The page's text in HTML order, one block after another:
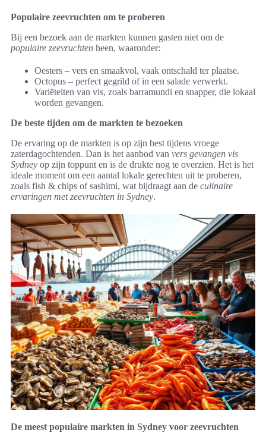
Populaire zeevruchten om te proberen
Bij een bezoek aan de markten kunnen gasten niet om de
populaire zeevruchten heen, waaronder:
Oesters – vers en smaakvol, vaak ontschald ter plaatse.
Octopus – perfect gegrild of in een salade verwerkt.
Variëteiten van vis, zoals barramundi en snapper, die lokaal
worden gevangen.
De beste tijden om de markten te bezoeken
De ervaring op de markten is op zijn best tijdens vroege
zaterdagochtenden. Dan is het aanbod van vers gevangen vis
Sydney op zijn toppunt en is de drukte nog te overzien. Het is het
ideale moment om een aantal lokale gerechten uit te proberen,
zoals fish & chips of sashimi, wat bijdraagt aan de culinaire
ervaringen met zeevruchten in Sydney.
De meest populaire markten in Sydney voor zeevruchten